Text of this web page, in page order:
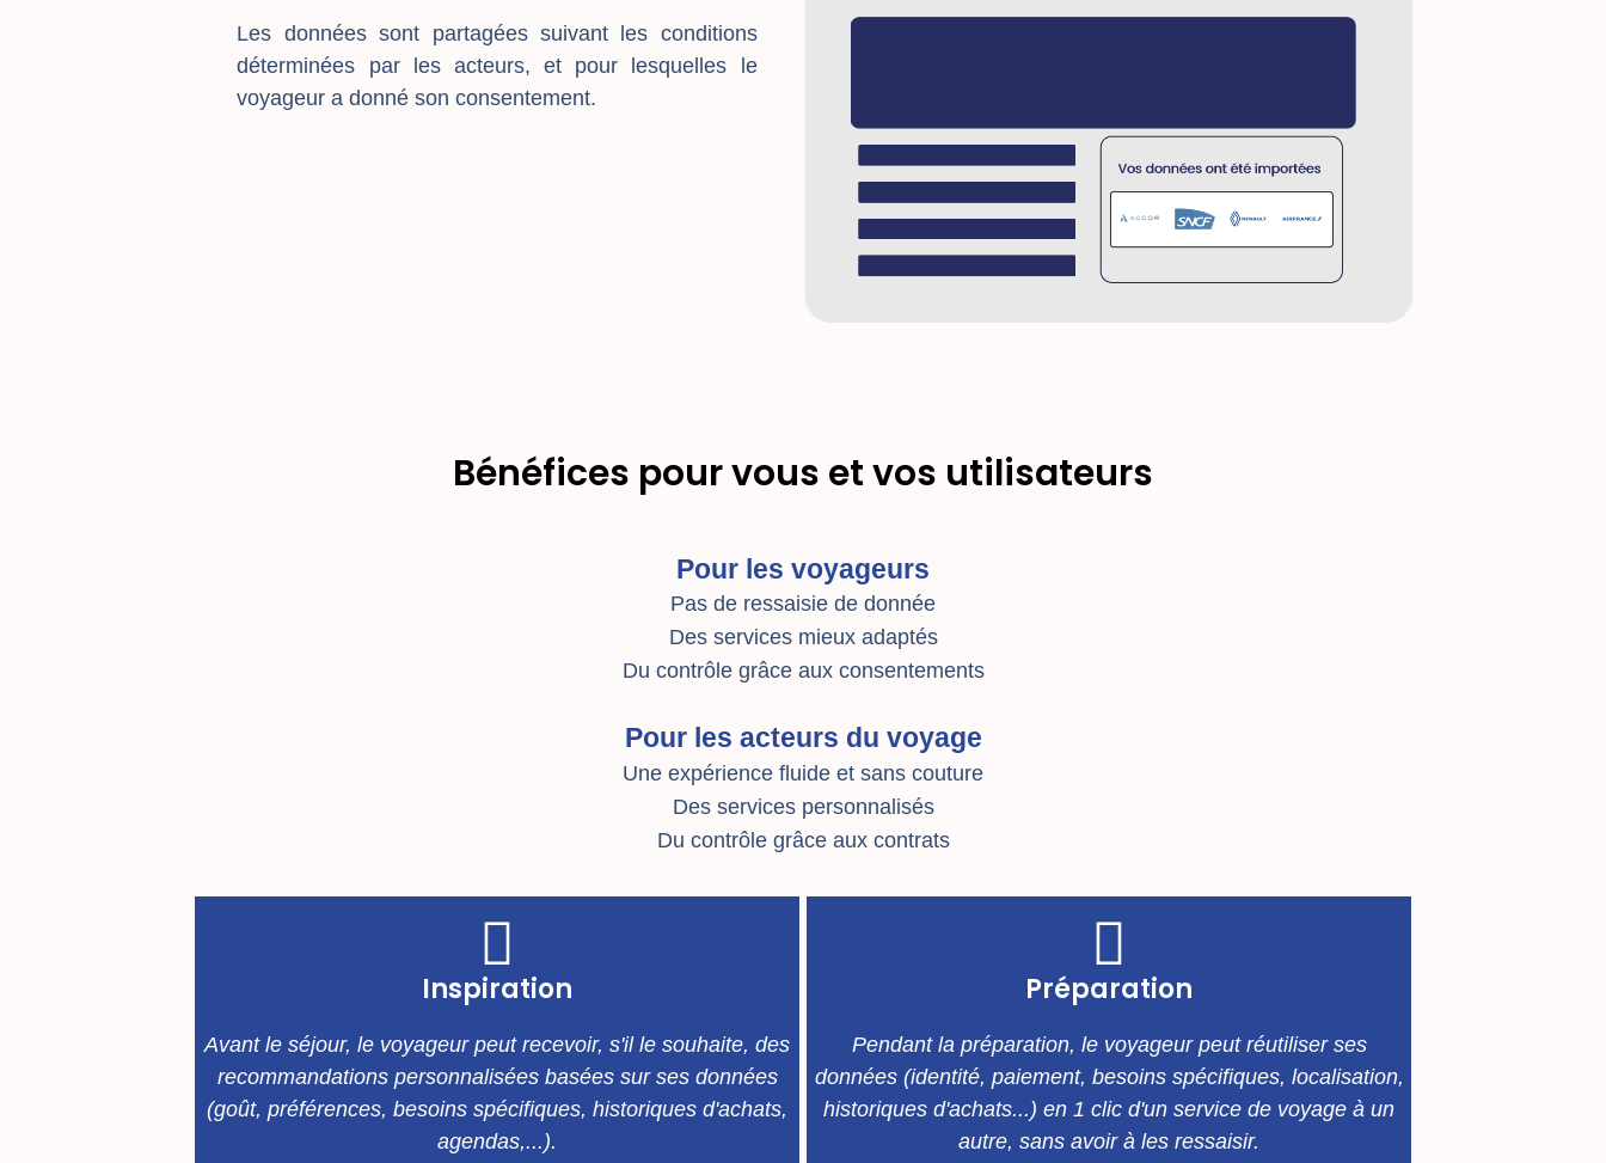
Les données sont partagées suivant les conditions
déterminées par les acteurs, et pour lesquelles le
voyageur a donné son consentement.
Bénéfices pour vous et vos utilisateurs
Pour les voyageurs
Pas de ressaisie de donnée
Des services mieux adaptés
Du contrôle grâce aux consentements
Pour les acteurs du voyage
Une expérience fluide et sans couture
Des services personnalisés
Du contrôle grâce aux contrats
Inspiration
Avant le séjour, le voyageur peut recevoir, s'il le souhaite, des
recommandations personnalisées basées sur ses données
(goût, préférences, besoins spécifiques, historiques d'achats,
agendas,...).
Préparation
Pendant la préparation, le voyageur peut réutiliser ses
données (identité, paiement, besoins spécifiques, localisation,
historiques d'achats...) en 1 clic d'un service de voyage à un
autre, sans avoir à les ressaisir.